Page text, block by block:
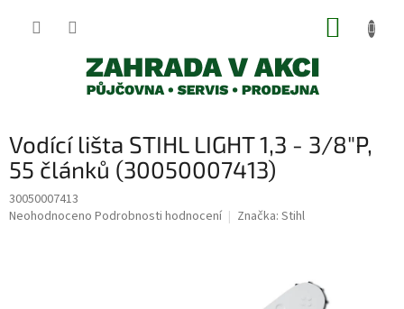
Vodící lišta STIHL LIGHT 1,3 - 3/8"P,
55 článků (30050007413)
30050007413
Průměrné
Neohodnoceno Podrobnosti hodnocení Značka: Stihl